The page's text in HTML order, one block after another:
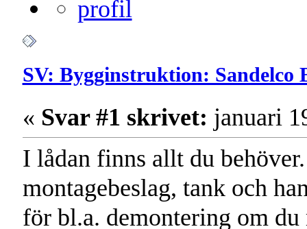
SV: Bygginstruktion: Sandelco
« Svar #1 skrivet: januari
I lådan finns allt du
montagebeslag, tank och
för bl.a. demontering om